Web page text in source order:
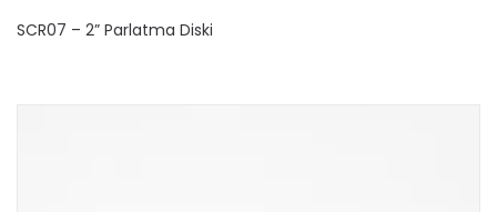
SCR07 – 2” Parlatma Diski